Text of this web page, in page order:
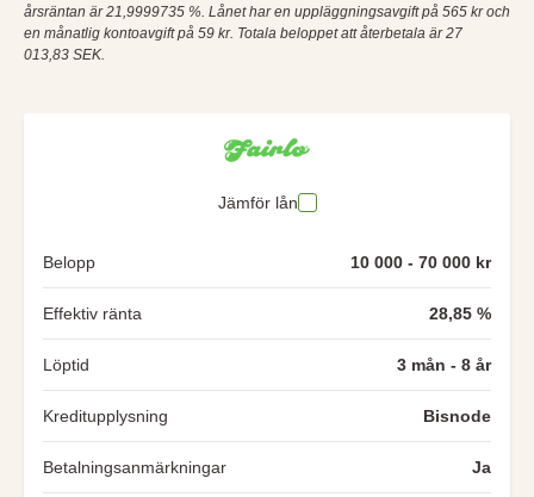
årsräntan är 21,9999735 %. Lånet har en uppläggningsavgift på 565 kr och
en månatlig kontoavgift på 59 kr. Totala beloppet att återbetala är 27
013,83 SEK.
Jämför lån
Belopp 10 000 - 70 000 kr
Effektiv ränta 28,85 %
Löptid 3 mån - 8 år
Kreditupplysning Bisnode
Betalningsanmärkningar Ja